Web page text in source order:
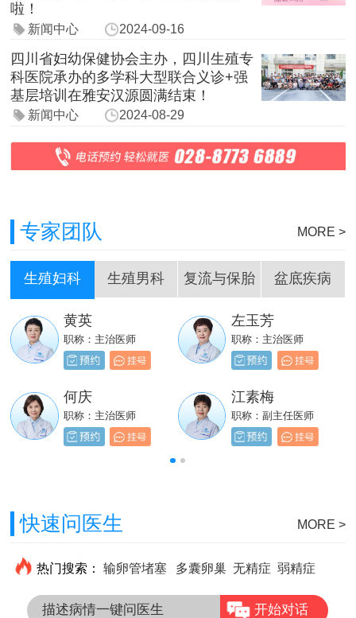
啦！
新闻中心 2024-09-16
四川省妇幼保健协会主办，四川生殖专
科医院承办的多学科大型联合义诊+强
基层培训在雅安汉源圆满结束！
新闻中心 2024-08-29
专家团队 MORE >
生殖妇科 生殖男科 复流与保胎 盆底疾病
黄英
职称：主治医师
左玉芳
职称：主治医师
何庆
职称：主治医师
江素梅
职称：副主任医师
刘嵩
职称：主治医师
岳成堂
职称：主治医师
贺必新
职称：主治医师
邓天财
职称：主治医师
快速问医生 MORE >
热门搜索： 输卵管堵塞 多囊卵巢 无精症 弱精症
描述病情一键问医生 开始对话